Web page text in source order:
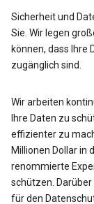
Sicherheit und
Sie. Wir legen
können, dass Ihre
zugänglich sind.
Wir arbeiten
Ihre Daten zu
effizienter zu
Millionen Dollar in
renommierte
schützen.
für den